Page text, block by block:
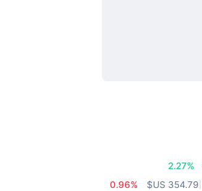
2.27%
‏354.79 US$
0.96%